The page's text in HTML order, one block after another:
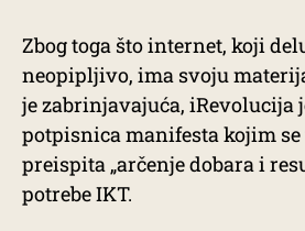
Zbog toga što internet, koji
neopipljivo, ima svoju
je zabrinjavajuća, iRevolucija
potpisnica manifesta kojim se
preispita „arčenje dobara i
potrebe IKT.